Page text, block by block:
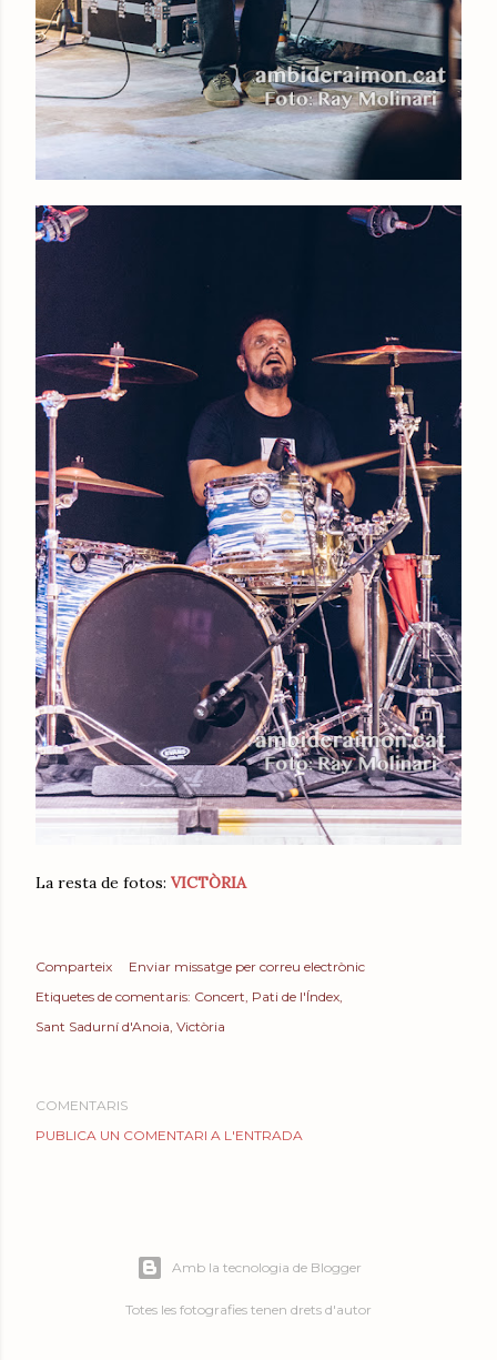
La resta de fotos: VICTÒRIA
Comparteix
Enviar missatge per correu electrònic
Etiquetes de comentaris: Concert Pati de l'Índex
Sant Sadurní d'Anoia Victòria
COMENTARIS
PUBLICA UN COMENTARI A L'ENTRADA
Amb la tecnologia de Blogger
Totes les fotografies tenen drets d'autor